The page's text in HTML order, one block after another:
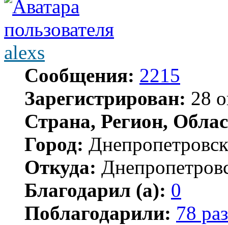
alexs
Сообщения: 2215
Зарегистрирован: 28
Страна, Регион,
Город: Днепропетровск
Откуда:
Благодарил (а): 0
Поблагодарили: 78 раз